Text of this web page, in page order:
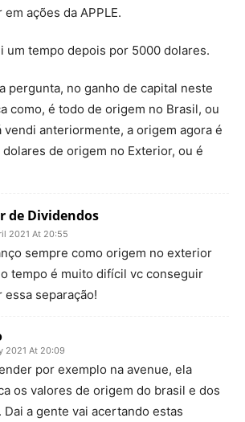
ações da APPLE.
um tempo depois por 5000 dolares.
pergunta, no ganho de capital neste
como, é todo de origem no Brasil, ou
vendi anteriormente, a origem agora é
dolares de origem no Exterior, ou é
de Dividendos
2021 At 20:55
sempre como origem no exterior
tempo é muito difícil vc conseguir
essa separação!
2021 At 20:09
por exemplo na avenue, ela
os valores de origem do brasil e dos
Dai a gente vai acertando estas